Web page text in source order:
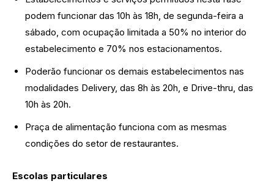
podem funcionar das 10h às 18h, de segunda-feira a
sábado, com ocupação limitada a 50% no interior do
estabelecimento e 70% nos estacionamentos.
Poderão funcionar os demais estabelecimentos nas
modalidades Delivery, das 8h às 20h, e Drive-thru, das
10h às 20h.
Praça de alimentação funciona com as mesmas
condições do setor de restaurantes.
Escolas particulares